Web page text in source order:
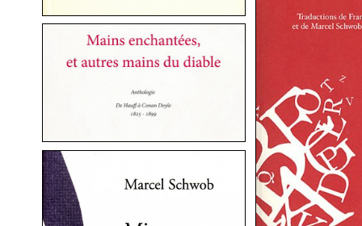
MIMES